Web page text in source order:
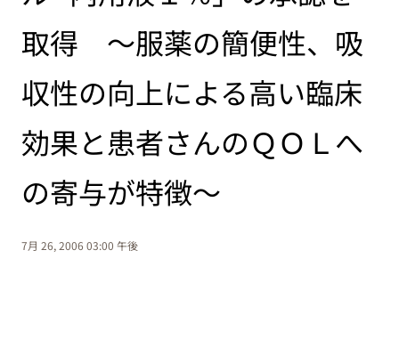
取得 ～服薬の簡便性、吸
収性の向上による高い臨床
効果と患者さんのＱＯＬへ
の寄与が特徴～
7月 26, 2006 03:00 午後